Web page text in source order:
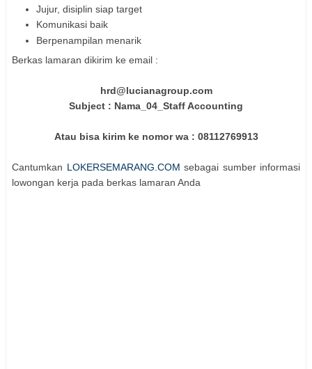
Jujur, disiplin siap target
Komunikasi baik
Berpenampilan menarik
Berkas lamaran dikirim ke email :
hrd@lucianagroup.com
Subject : Nama_04_Staff Accounting
Atau bisa kirim ke nomor wa : 08112769913
Cantumkan LOKERSEMARANG.COM sebagai sumber informasi
lowongan kerja pada berkas lamaran Anda